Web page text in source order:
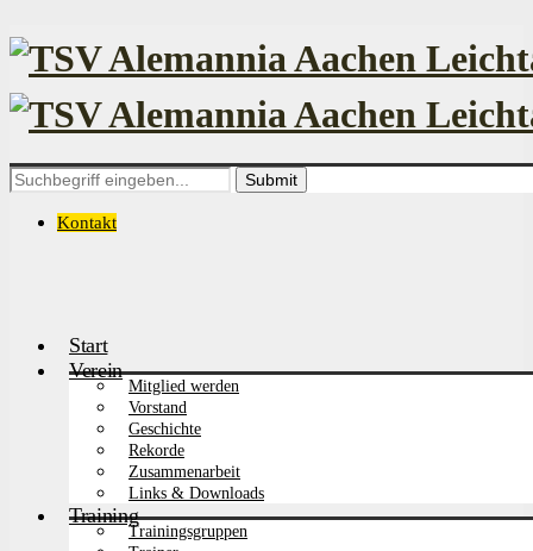
Search
for:
Kontakt
Start
Verein
Mitglied werden
Vorstand
Geschichte
Rekorde
Zusammenarbeit
Links & Downloads
Training
Trainingsgruppen